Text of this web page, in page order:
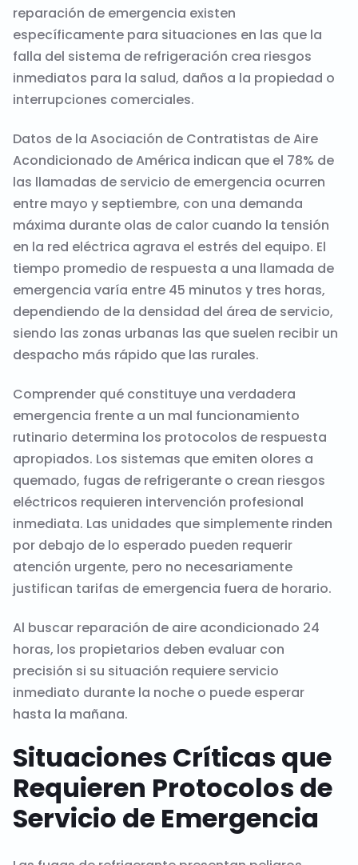
reparación de emergencia existen
específicamente para situaciones en las que la
falla del sistema de refrigeración crea riesgos
inmediatos para la salud, daños a la propiedad o
interrupciones comerciales.
Datos de la Asociación de Contratistas de Aire
Acondicionado de América indican que el 78% de
las llamadas de servicio de emergencia ocurren
entre mayo y septiembre, con una demanda
máxima durante olas de calor cuando la tensión
en la red eléctrica agrava el estrés del equipo. El
tiempo promedio de respuesta a una llamada de
emergencia varía entre 45 minutos y tres horas,
dependiendo de la densidad del área de servicio,
siendo las zonas urbanas las que suelen recibir un
despacho más rápido que las rurales.
Comprender qué constituye una verdadera
emergencia frente a un mal funcionamiento
rutinario determina los protocolos de respuesta
apropiados. Los sistemas que emiten olores a
quemado, fugas de refrigerante o crean riesgos
eléctricos requieren intervención profesional
inmediata. Las unidades que simplemente rinden
por debajo de lo esperado pueden requerir
atención urgente, pero no necesariamente
justifican tarifas de emergencia fuera de horario.
Al buscar reparación de aire acondicionado 24
horas, los propietarios deben evaluar con
precisión si su situación requiere servicio
inmediato durante la noche o puede esperar
hasta la mañana.
Situaciones Críticas que
Requieren Protocolos de
Servicio de Emergencia